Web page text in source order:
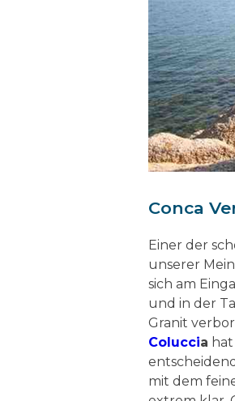
Conca
Einer der
unserer
sich am
und in der
Granit
Coluccia
mit dem